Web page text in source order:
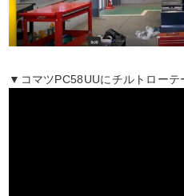
▼コマツPC58UUにチルトローテ